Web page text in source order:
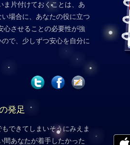
ま片付けておくことは、あ
場合に、あなたの役に立つ
心させることの必要性が強
で、少しずつ安心を自分に
発足
できてしまいそうにみえま
間あなたが着手したかった